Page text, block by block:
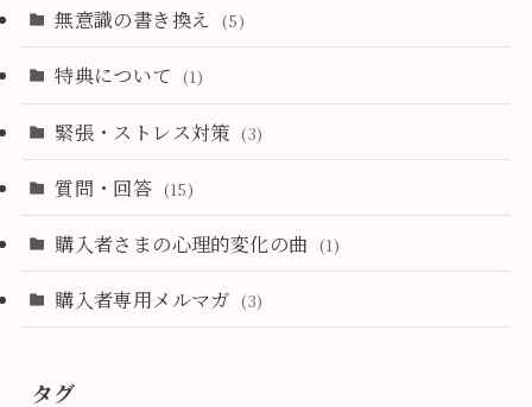
無意識の書き換え (5)
特典について (1)
緊張・ストレス対策 (3)
質問・回答 (15)
購入者さまの心理的変化の曲 (1)
購入者専用メルマガ (3)
タグ